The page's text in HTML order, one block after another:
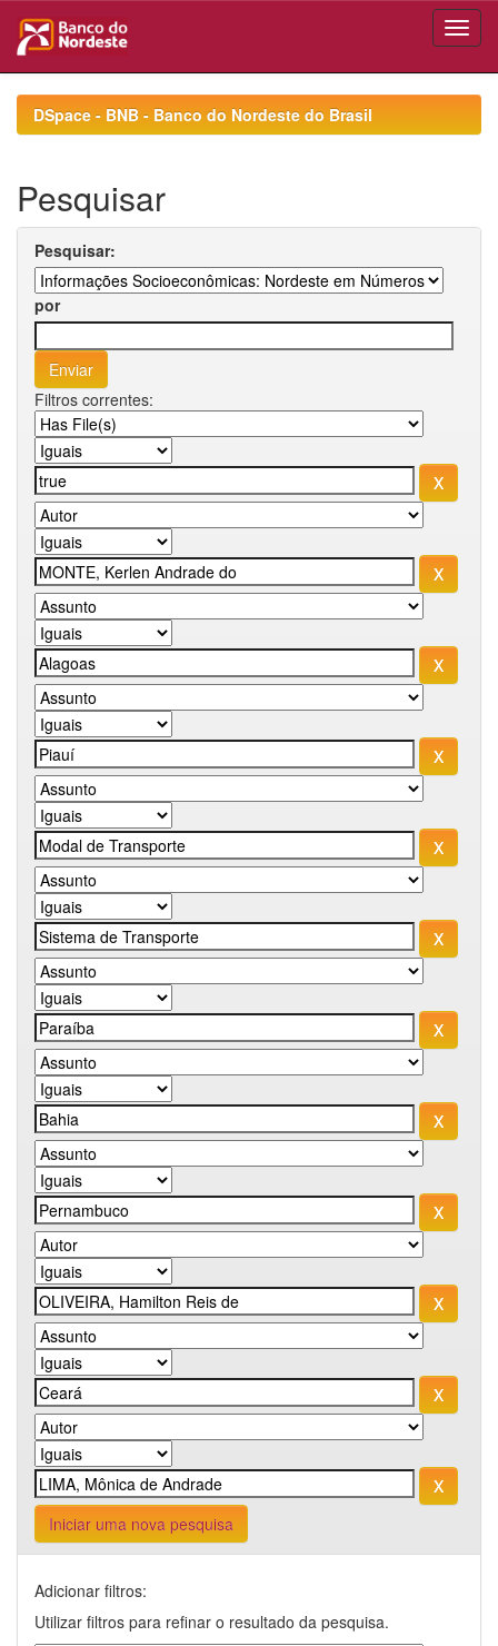
navigationDSpace - BNB - Banco do Nordeste do Brasil
Pesquisar
Pesquisar:
por
Filtros correntes:
Iniciar uma nova pesquisa
Adicionar filtros:
Utilizar filtros para refinar o resultado da pesquisa.